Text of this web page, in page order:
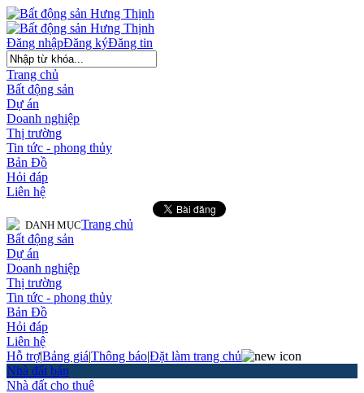
Đăng ký
Đăng nhập Đăng tin
Trang chủ
Bất động sản
Dự án
Doanh nghiệp
Thị trường
Tin tức - phong thủy
Bản Đồ
Hỏi đáp
Liên hệ
DANH MỤCTrang chủ
Bất động sản
Dự án
Doanh nghiệp
Thị trường
Tin tức - phong thủy
Bản Đồ
Hỏi đáp
Liên hệ
Hỗ trợ|Bảng giá|Thông báo|Đặt làm trang chủ
Nhà đất bán
Nhà đất cho thuê